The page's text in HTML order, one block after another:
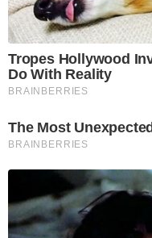
Tropes Hollywood
Do With Reality
BRAINBERRIES
The Most
BRAINBERRIES